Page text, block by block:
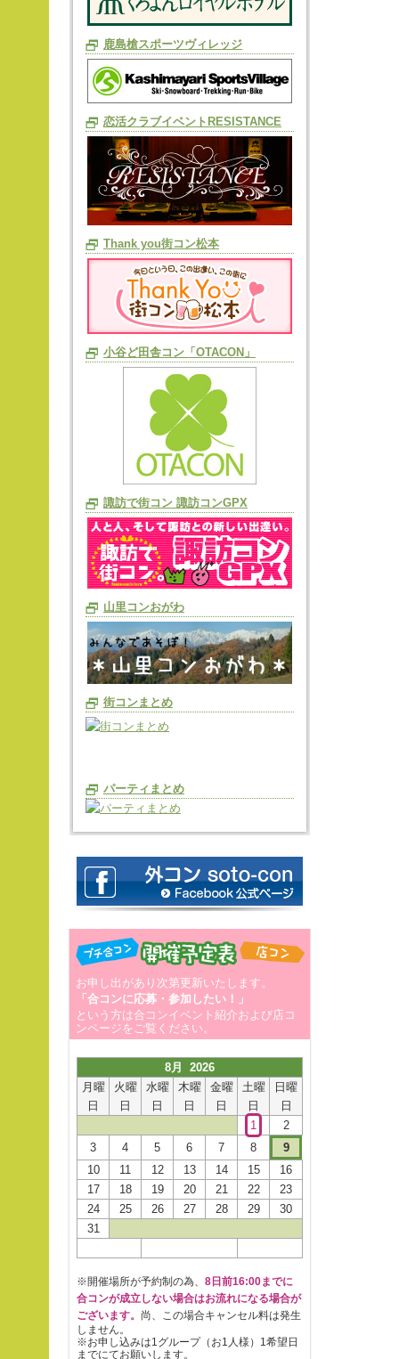
鹿島槍スポーツヴィレッジ
恋活クラブイベントRESISTANCE
Thank you街コン松本
小谷ど田舎コン「OTACON」
諏訪で街コン 諏訪コンGPX
山里コンおがわ
街コンまとめ
パーティまとめ
お申し出があり次第更新いたします。
「合コンに応募・参加したい！」
という方は合コンイベント紹介および店コ
ンページをご覧ください。
8月 2026
月曜
日
火曜
日
水曜
日
木曜
日
金曜
日
土曜
日
日曜
日
1
2
3
4 5 6 7 8
9
10
11 12 13 14 15
16
17
18 19 20 21 22
23
24
25 26 27 28 29
30
31
※開催場所が予約制の為、 8日前16:00までに
合コンが成立しない場合はお流れになる場合が
ございます。 尚、この場合キャンセル料は発生
しません。
※お申し込みは1グループ（お1人様）1希望日
までにてお願いします。